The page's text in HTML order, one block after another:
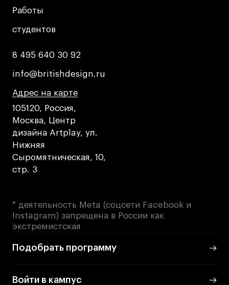
Работы
студентов
Работы
студентов
8 495 640 30 92
8 495 640 30 92
info@britishdesign.ru
info@britishdesign.ru
Адрес на карте
Адрес на карте
Адрес на карте
105120, Россия,
Москва, Центр
дизайна Artplay, ул.
Нижняя
Сыромятническая, 10,
стр. 3
* деятельность Meta (соцсети Facebook и
Instagram) запрещена в России как
экстремистская
Подобрать программу
Войти в кампус